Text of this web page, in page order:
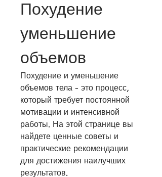
Похудение
уменьшение
объемов
Похудение и уменьшение
объемов тела - это процесс,
который требует постоянной
мотивации и интенсивной
работы. На этой странице вы
найдете ценные советы и
практические рекомендации
для достижения наилучших
результатов.